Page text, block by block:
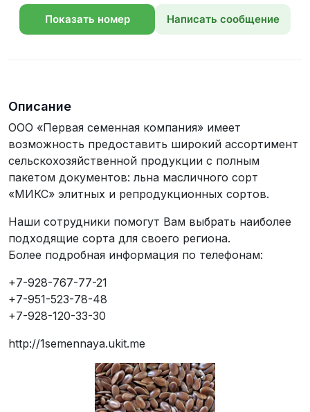
Показать номер Написать сообщение
Описание
ООО «Первая семенная компания» имеет
возможность предоставить широкий ассортимент
сельскохозяйственной продукции с полным
пакетом документов: льна масличного сорт
«МИКС» элитных и репродукционных сортов.
Наши сотрудники помогут Вам выбрать наиболее
подходящие сорта для своего региона.
Более подробная информация по телефонам:
+7-928-767-77-21
+7-951-523-78-48
+7-928-120-33-30
http://1semennaya.ukit.me